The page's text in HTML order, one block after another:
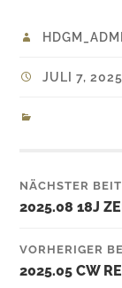
JULI 7,
NÄCHSTER
2025.08 18J
VORHERIGER
2025.05 CW